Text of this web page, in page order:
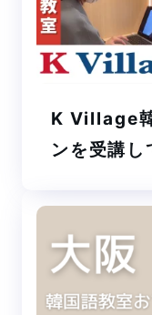
K Village
ンを受講し